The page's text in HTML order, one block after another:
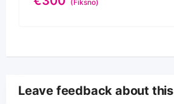
(Fiksno)
Leave feedback about this